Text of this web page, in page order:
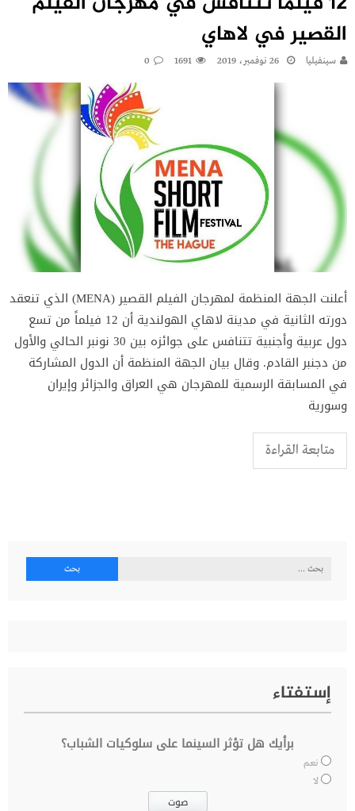
القصير في لاهاي
سينفيليا 26 نوفمبر، 2019 1691
0
أعلنت الجهة المنظمة لمهرجان الفيلم القصير (MENA) الذي تنعقد
دورته الثانية في مدينة لاهاي الهولندية أن 12 فيلماً من تسع
دول عربية وأجنبية تتنافس على جوائزه بين 30 نونبر الحالي والأول
من دجنبر القادم. وقال بيان الجهة المنظمة أن الدول المشاركة
في المسابقة الرسمية للمهرجان هي العراق والجزائر وإيران
وسورية
متابعة القراءة
البحث
إستفتاء
برأيك هل تؤثر السينما على سلوكيات الشباب؟
نعم
لا